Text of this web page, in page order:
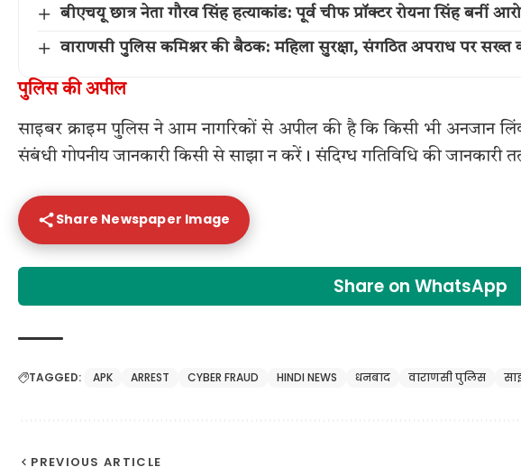
बीएचयू छात्र नेता गौरव सिंह हत्याकांड: पूर्व चीफ प्रॉक्टर रोयना सिंह बनीं
वाराणसी पुलिस कमिश्नर की बैठक: महिला सुरक्षा, संगठित अपराध पर सख्त
पुलिस की अपील
साइबर क्राइम पुलिस ने आम नागरिकों से अपील की है कि किसी भी अनजान
संबंधी गोपनीय जानकारी किसी से साझा न करें। संदिग्ध गतिविधि की जानकारी
Share Newspaper Image
Share on WhatsApp
TAGGED: APK ARREST CYBER FRAUD HINDI NEWS धनबाद वाराणसी पुलिस
PREVIOUS ARTICLE